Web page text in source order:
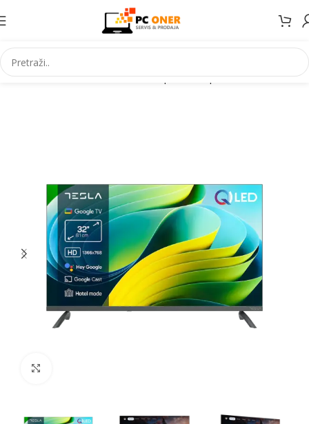
Početna Elektronika Televizori i prateca oprema Televizori